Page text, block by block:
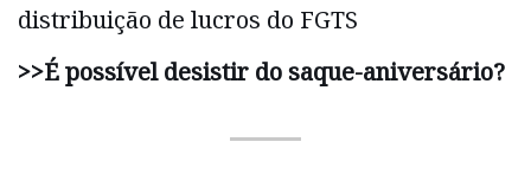
distribuição de lucros do FGTS
>>É possível desistir do saque-aniversário?